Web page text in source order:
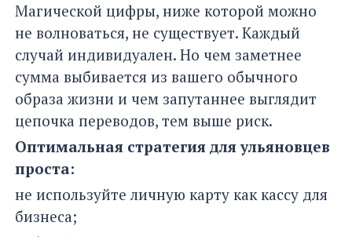
Магической цифры, ниже которой можно
не волноваться, не существует. Каждый
случай индивидуален. Но чем заметнее
сумма выбивается из вашего обычного
образа жизни и чем запутаннее выглядит
цепочка переводов, тем выше риск.
Оптимальная стратегия для ульяновцев
проста:
не используйте личную карту как кассу для
бизнеса;